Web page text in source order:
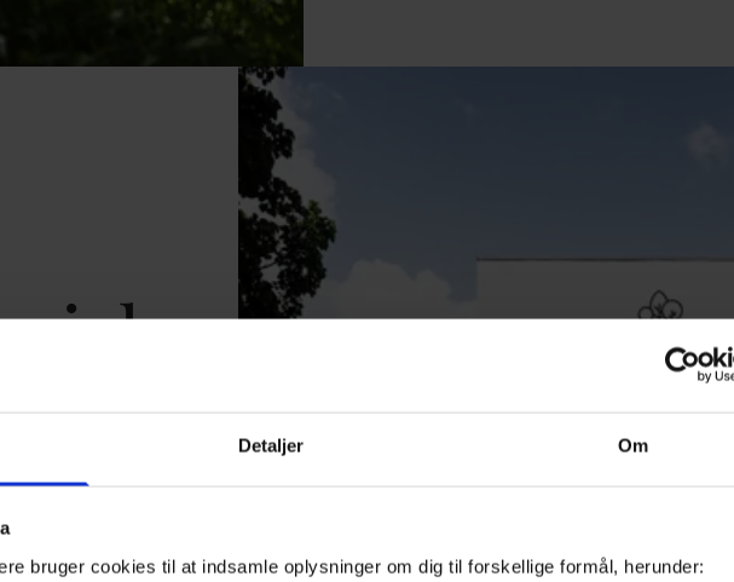
Detaljer Om
bruger cookies til at indsamle oplysninger om dig til forskellige formål, herunder:
det
og moderne